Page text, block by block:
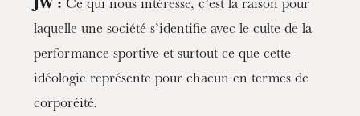
JW : Ce qui nous intéresse, c’est la raison pour
laquelle une société s’identifie avec le culte de la
performance sportive et surtout ce que cette
idéologie représente pour chacun en termes de
corporéité.